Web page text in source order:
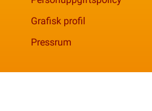
Grafisk profil
Pressrum